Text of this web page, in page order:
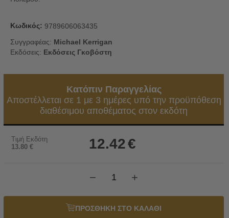
Κωδικός: 9789606063435
Συγγραφέας: Michael Kerrigan
Εκδόσεις: Εκδόσεις Γκοβόστη
Κατόπιν Παραγγελίας
Αποστέλλεται σε 1 με 3 ημέρες υπό την προϋπόθεση
διαθέσιμου αποθέματος στον εκδότη
Τιμή Εκδότη
13.80 € 12.42€
+
−
ΠΡΟΣΘΗΚΗ ΣΤΟ ΚΑΛΑΘΙ